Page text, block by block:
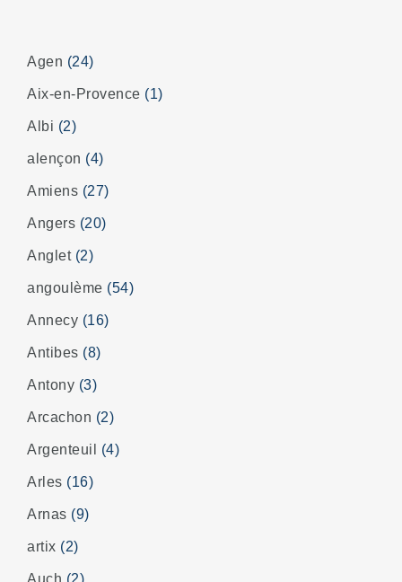
Agen (24)
Aix-en-Provence (1)
Albi (2)
alençon (4)
Amiens (27)
Angers (20)
Anglet (2)
angoulème (54)
Annecy (16)
Antibes (8)
Antony (3)
Arcachon (2)
Argenteuil (4)
Arles (16)
Arnas (9)
artix (2)
Auch (2)